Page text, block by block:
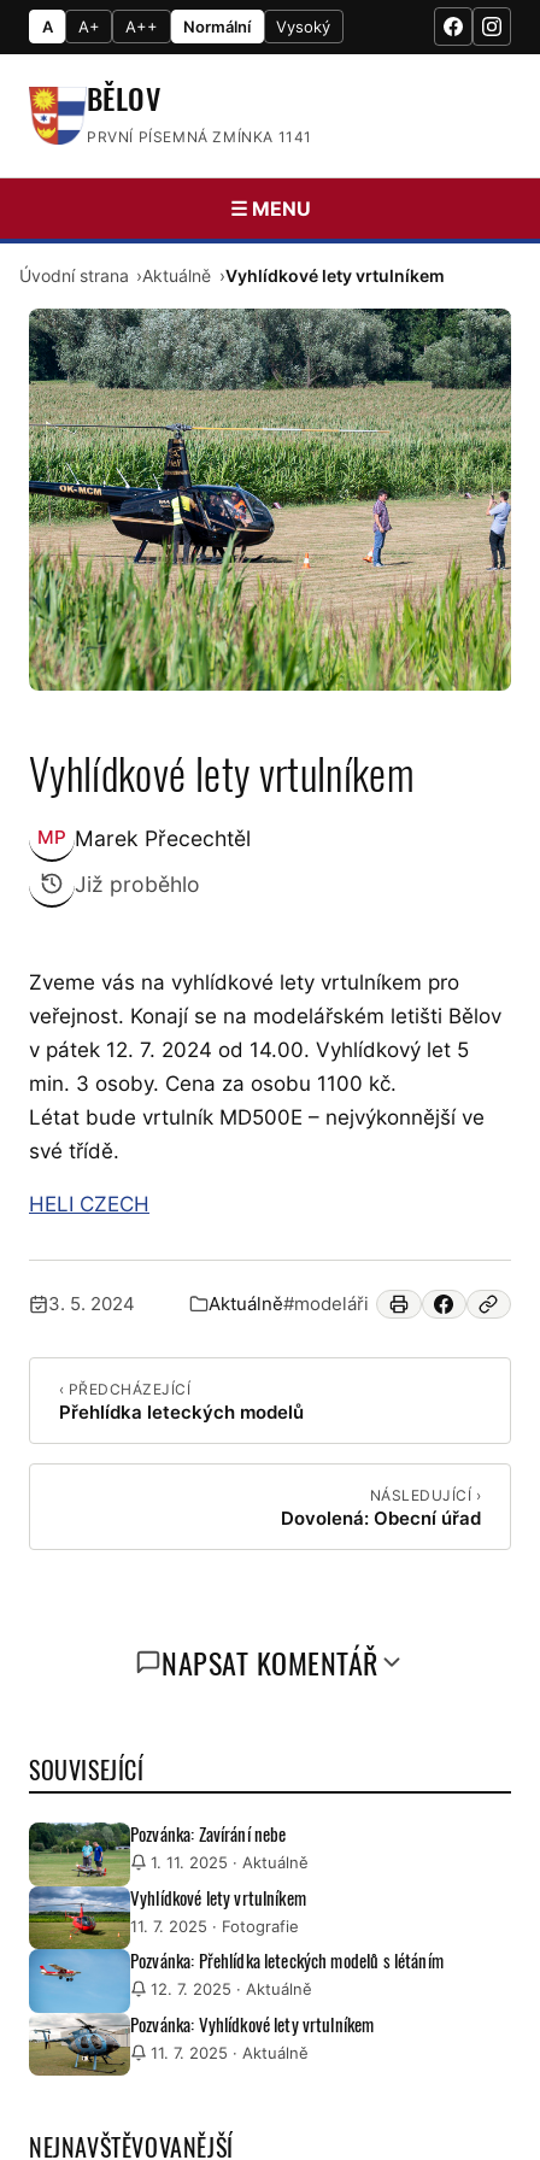
A A+ A++ Normální Vysoký
BĚLOV
PRVNÍ PÍSEMNÁ ZMÍNKA 1141
☰ MENU
Úvodní strana Aktuálně Vyhlídkové lety vrtulníkem
Vyhlídkové lety vrtulníkem
MP Zveřejnil:
Marek Přecechtěl
Již proběhlo
Zveme vás na vyhlídkové lety vrtulníkem pro
veřejnost. Konají se na modelářském letišti Bělov
v pátek 12. 7. 2024 od 14.00. Vyhlídkový let 5
min. 3 osoby. Cena za osobu 1100 kč.
Létat bude vrtulník MD500E – nejvýkonnější ve
své třídě.
HELI CZECH
Publikováno:
3. 5. 2024
Zařazeno v:
Aktuálně#modeláři
‹ PŘEDCHÁZEJÍCÍ
Přehlídka leteckých modelů
NÁSLEDUJÍCÍ ›
Dovolená: Obecní úřad
NAPSAT KOMENTÁŘ
SOUVISEJÍCÍ
Pozvánka: Zavírání nebe
1. 11. 2025 · Aktuálně
Vyhlídkové lety vrtulníkem
11. 7. 2025 · Fotografie
Pozvánka: Přehlídka leteckých modelů s létáním
12. 7. 2025 · Aktuálně
Pozvánka: Vyhlídkové lety vrtulníkem
11. 7. 2025 · Aktuálně
NEJNAVŠTĚVOVANĚJŠÍ